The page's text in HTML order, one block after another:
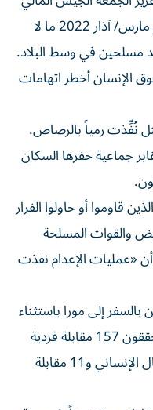
ومقاتلين «أجانب» بأنهم أعدموا في مارس/ آذار 2022 ما لا
ضد مسلحين في وسط البلاد.
الإنسان أخطر اتهامات
نُفِّذت رمياً بالرصاص.
جماعية حفرها السكان
قاوموا أو حاولوا الفرار
والقوات المسلحة
أن «عمليات الإعدام نفذت
إلى مورا باستثناء
تحليق فوقها في البداية. وأجرى المحققون 157 مقابلة فردية
مع ضحايا وسكان وعاملين في المجال الإنساني و11 مقابلة